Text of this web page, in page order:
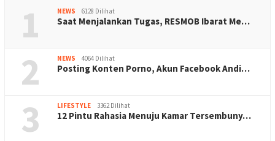
1 NEWS 6128 Dilihat
Saat Menjalankan Tugas, RESMOB Ibarat Me…
2 NEWS 4064 Dilihat
Posting Konten Porno, Akun Facebook Andi…
3 LIFESTYLE 3362 Dilihat
12 Pintu Rahasia Menuju Kamar Tersembuny…